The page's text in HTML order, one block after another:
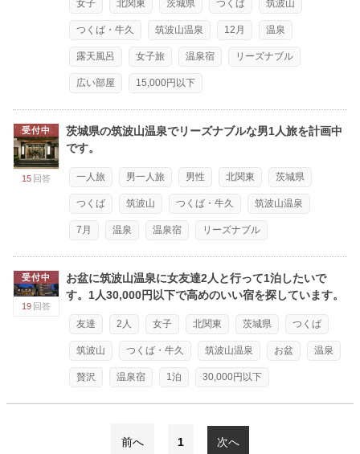
女子 北関東 茨城県 つくば 筑波山
つくば・牛久 筑波山温泉 12月 温泉
露天風呂 女子旅 温泉宿 リーズナブル
広い部屋 15,000円以下
受付中
15 回答
茨城県の筑波山温泉でリーズナブルな男1人旅を計画中
です。
一人旅 男一人旅 男性 北関東 茨城県
つくば 筑波山 つくば・牛久 筑波山温泉
7月 温泉 温泉宿 リーズナブル
受付中
19 回答
お盆に筑波山温泉に女友達2人と行って1泊したいで
す。1人30,000円以下で高めのいい宿を探しています。
友達 2人 女子 北関東 茨城県 つくば
筑波山 つくば・牛久 筑波山温泉 お盆 温泉
贅沢 温泉宿 1泊 30,000円以下
前へ 1 次へ